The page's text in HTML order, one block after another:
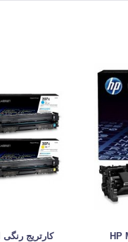
کارتریج